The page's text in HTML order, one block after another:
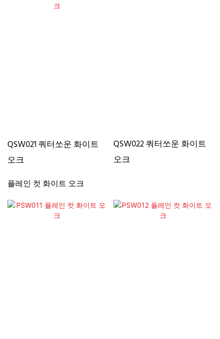
QSW021 쿼터쏘운 화이트
오크
QSW022 쿼터쏘운 화이트
오크
플레인 컷 화이트 오크